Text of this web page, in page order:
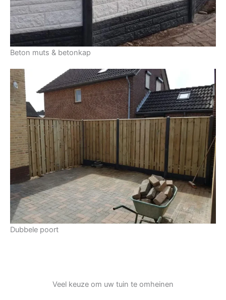
Beton muts & betonkap
Dubbele poort
Veel keuze om uw tuin te omheinen